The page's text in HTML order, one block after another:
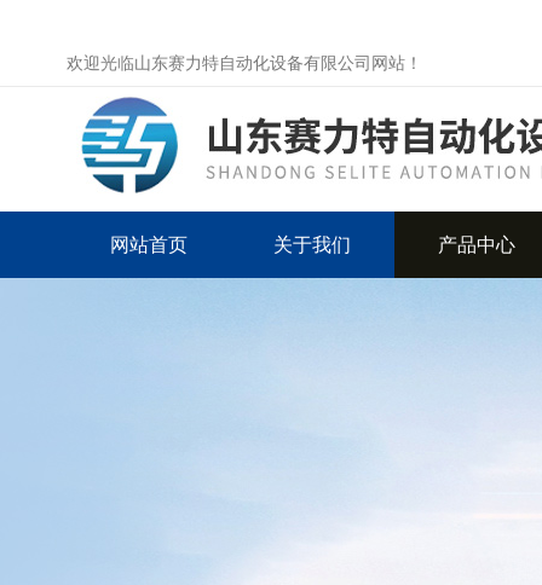
欢迎光临山东赛力特自动化设备有限公司网站！
网站首页 关于我们 产品中心